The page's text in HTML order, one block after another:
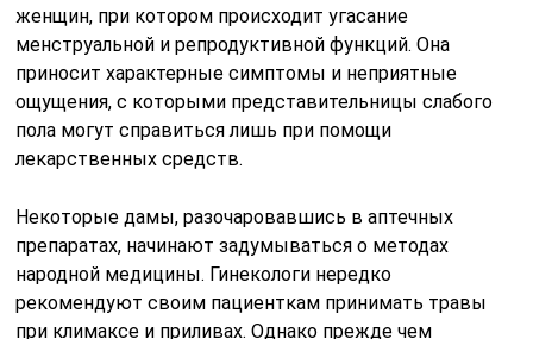
женщин, при котором происходит угасание
менструальной и репродуктивной функций. Она
приносит характерные симптомы и неприятные
ощущения, с которыми представительницы слабого
пола могут справиться лишь при помощи
лекарственных средств.
Некоторые дамы, разочаровавшись в аптечных
препаратах, начинают задумываться о методах
народной медицины. Гинекологи нередко
рекомендуют своим пациенткам принимать травы
при климаксе и приливах. Однако прежде чем